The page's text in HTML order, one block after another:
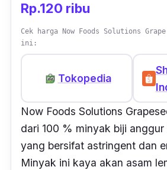
Rp.120 ribu
Cek harga Now Foods Solutions
ini:
Tokopedia
Now Foods Solutions
dari 100 % minyak biji
yang bersifat astringent dan
Minyak ini kaya akan asam